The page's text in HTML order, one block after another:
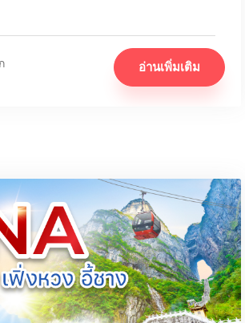
อ่านเพิ่มเติม